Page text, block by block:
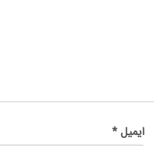
ایمیل*